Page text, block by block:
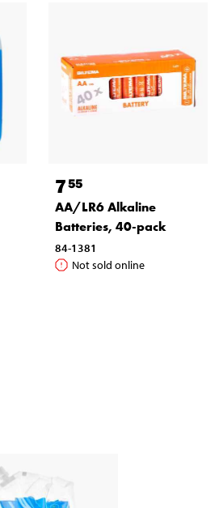
755
AA/LR6 Alkaline
Batteries, 40-pack
84-1381
Not sold online